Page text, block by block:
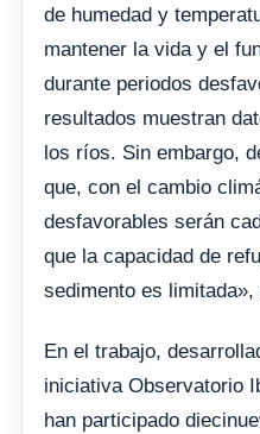
de humedad y
mantener la vida y el
durante periodos
resultados muestran
los ríos. Sin embargo,
que, con el cambio
desfavorables serán
que la capacidad de
sedimento es limitada»,
En el trabajo,
iniciativa Observatorio
han participado